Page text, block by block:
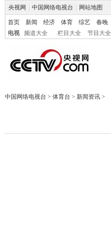
央视网 中国网络电视台 网站地图
首页 新闻 经济 体育 综艺 春晚
电视
频道大全 栏目大全 节目大全
中国网络电视台 > 体育台 > 新闻资讯 >